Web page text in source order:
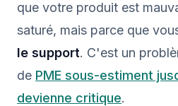
que votre produit est
saturé, mais parce que
le support. C'est un
de PME sous-estiment
devienne critique.